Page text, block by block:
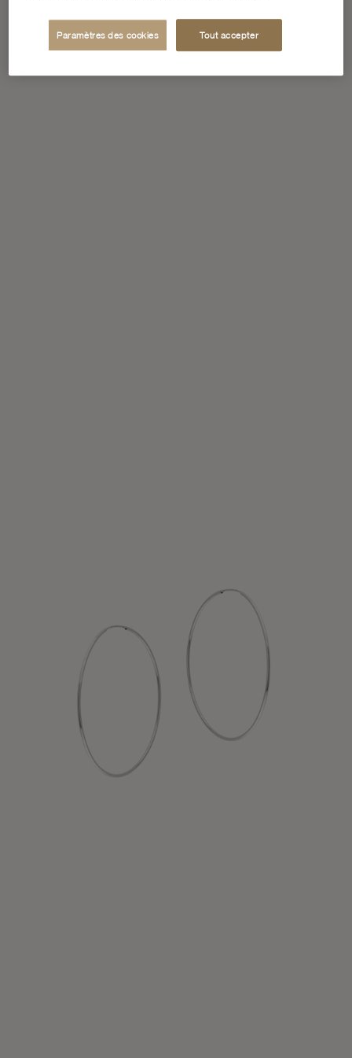
Paramètres des cookies Tout accepter